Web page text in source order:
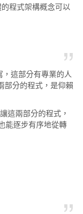
程式架構概念可以
這部分有專業的人
部分的程式，是仰賴
這兩部分的程式，
能逐步有序地從轉